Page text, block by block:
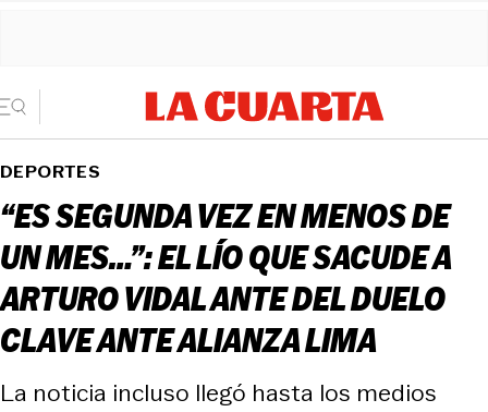
DEPORTES
“ES SEGUNDA VEZ EN MENOS DE
UN MES…”: EL LÍO QUE SACUDE A
ARTURO VIDAL ANTE DEL DUELO
CLAVE ANTE ALIANZA LIMA
La noticia incluso llegó hasta los medios